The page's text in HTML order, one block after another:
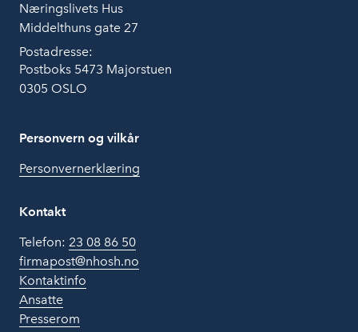
Næringslivets Hus
Middelthuns gate 27
Postadresse:
Postboks 5473 Majorstuen
0305 OSLO
Personvern og vilkår
Personvernerklæring
Kontakt
Telefon: 23 08 86 50
firmapost@nhosh.no
Kontaktinfo
Ansatte
Presserom